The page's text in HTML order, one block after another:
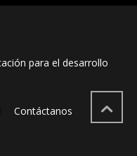
para el desarrollo
Contáctanos